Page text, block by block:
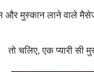
और मुस्कान लाने वाले
तो चलिए, एक प्यारी